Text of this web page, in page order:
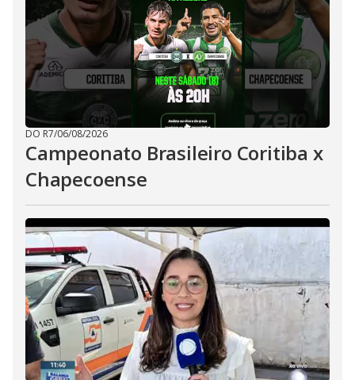
DO R7/06/08/2026
Campeonato Brasileiro Coritiba x
Chapecoense